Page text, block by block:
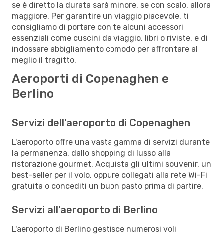
se è diretto la durata sarà minore, se con scalo, allora
maggiore. Per garantire un viaggio piacevole, ti
consigliamo di portare con te alcuni accessori
essenziali come cuscini da viaggio, libri o riviste, e di
indossare abbigliamento comodo per affrontare al
meglio il tragitto.
Aeroporti di Copenaghen e
Berlino
Servizi dell'aeroporto di Copenaghen
L'aeroporto offre una vasta gamma di servizi durante
la permanenza, dallo shopping di lusso alla
ristorazione gourmet. Acquista gli ultimi souvenir, un
best-seller per il volo, oppure collegati alla rete Wi-Fi
gratuita o concediti un buon pasto prima di partire.
Servizi all'aeroporto di Berlino
L'aeroporto di Berlino gestisce numerosi voli